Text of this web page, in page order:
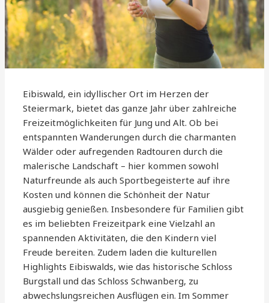
Eibiswald, ein idyllischer Ort im Herzen der
Steiermark, bietet das ganze Jahr über zahlreiche
Freizeitmöglichkeiten für Jung und Alt. Ob bei
entspannten Wanderungen durch die charmanten
Wälder oder aufregenden Radtouren durch die
malerische Landschaft – hier kommen sowohl
Naturfreunde als auch Sportbegeisterte auf ihre
Kosten und können die Schönheit der Natur
ausgiebig genießen. Insbesondere für Familien gibt
es im beliebten Freizeitpark eine Vielzahl an
spannenden Aktivitäten, die den Kindern viel
Freude bereiten. Zudem laden die kulturellen
Highlights Eibiswalds, wie das historische Schloss
Burgstall und das Schloss Schwanberg, zu
abwechslungsreichen Ausflügen ein. Im Sommer